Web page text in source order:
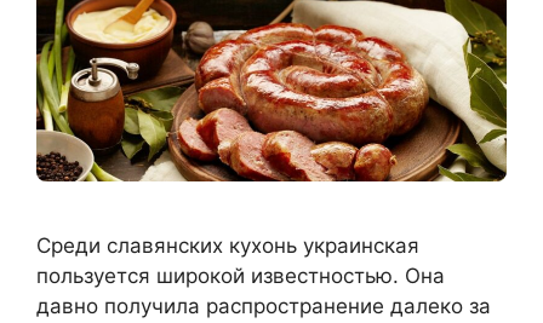
Среди славянских кухонь украинская
пользуется широкой известностью. Она
давно получила распространение далеко за